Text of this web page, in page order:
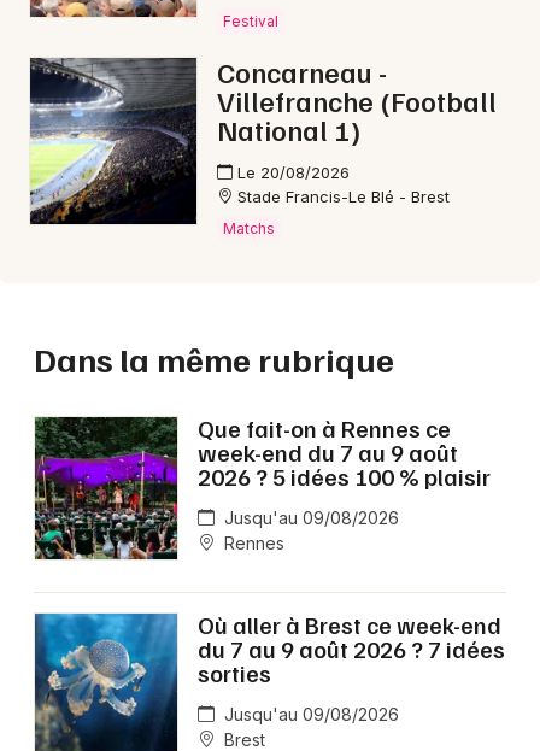
Festival
Concarneau -
Villefranche (Football
National 1)
Le 20/08/2026
Stade Francis-Le Blé - Brest
Matchs
Dans la même rubrique
Que fait-on à Rennes ce
week-end du 7 au 9 août
2026 ? 5 idées 100 % plaisir
Jusqu'au 09/08/2026
Rennes
Où aller à Brest ce week-end
du 7 au 9 août 2026 ? 7 idées
sorties
Jusqu'au 09/08/2026
Brest